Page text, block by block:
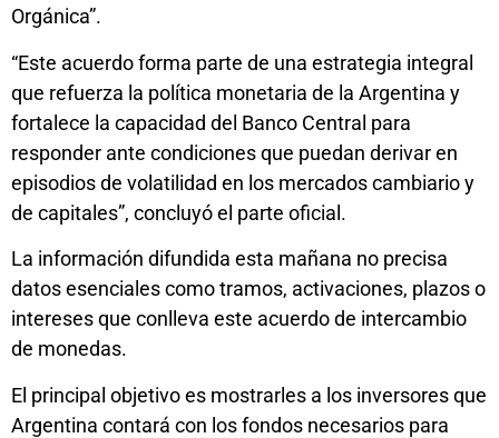
Orgánica”.
“Este acuerdo forma parte de una estrategia integral
que refuerza la política monetaria de la Argentina y
fortalece la capacidad del Banco Central para
responder ante condiciones que puedan derivar en
episodios de volatilidad en los mercados cambiario y
de capitales”, concluyó el parte oficial.
La información difundida esta mañana no precisa
datos esenciales como tramos, activaciones, plazos o
intereses que conlleva este acuerdo de intercambio
de monedas.
El principal objetivo es mostrarles a los inversores que
Argentina contará con los fondos necesarios para